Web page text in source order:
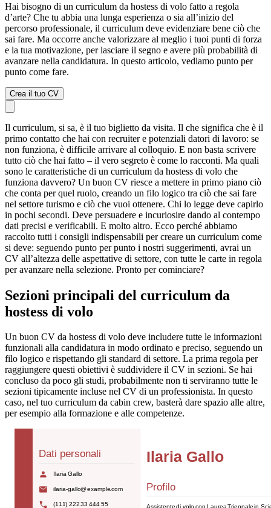
Hai bisogno di un curriculum da hostess di volo fatto a regola
d’arte? Che tu abbia una lunga esperienza o sia all’inizio del
percorso professionale, il curriculum deve evidenziare bene ciò che
sai fare. Ma occorre anche valorizzare al meglio i tuoi punti di forza
e la tua motivazione, per lasciare il segno e avere più probabilità di
avanzare nella candidatura. In questo articolo, vediamo punto per
punto come fare.
Crea il tuo CV
Il curriculum, si sa, è il tuo biglietto da visita. Il che significa che è il
primo contatto che hai con recruiter e potenziali datori di lavoro: se
non funziona, è difficile arrivare al colloquio. E non basta scrivere
tutto ciò che hai fatto – il vero segreto è come lo racconti. Ma quali
sono le caratteristiche di un curriculum da hostess di volo che
funziona davvero? Un buon CV riesce a mettere in primo piano ciò
che conta per quel ruolo, creando un filo logico tra ciò che sai fare
nel settore turismo e ciò che vuoi ottenere. Chi lo legge deve capirlo
in pochi secondi. Deve persuadere e incuriosire dando al contempo
dati precisi e verificabili. E molto altro. Ecco perché abbiamo
raccolto tutti i consigli indispensabili per creare un curriculum come
si deve: seguendo punto per punto i nostri suggerimenti, avrai un
CV all’altezza delle aspettative di settore, con tutte le carte in regola
per avanzare nella selezione. Pronto per cominciare?
Sezioni principali del curriculum da
hostess di volo
Un buon CV da hostess di volo deve includere tutte le informazioni
funzionali alla candidatura in modo ordinato e preciso, seguendo un
filo logico e rispettando gli standard di settore. La prima regola per
raggiungere questi obiettivi è suddividere il CV in sezioni. Se hai
concluso da poco gli studi, probabilmente non ti serviranno tutte le
sezioni tipicamente incluse nel CV di un professionista. In questo
caso, nel tuo curriculum da cabin crew, basterà dare spazio alle altre,
per esempio alla formazione e alle competenze.